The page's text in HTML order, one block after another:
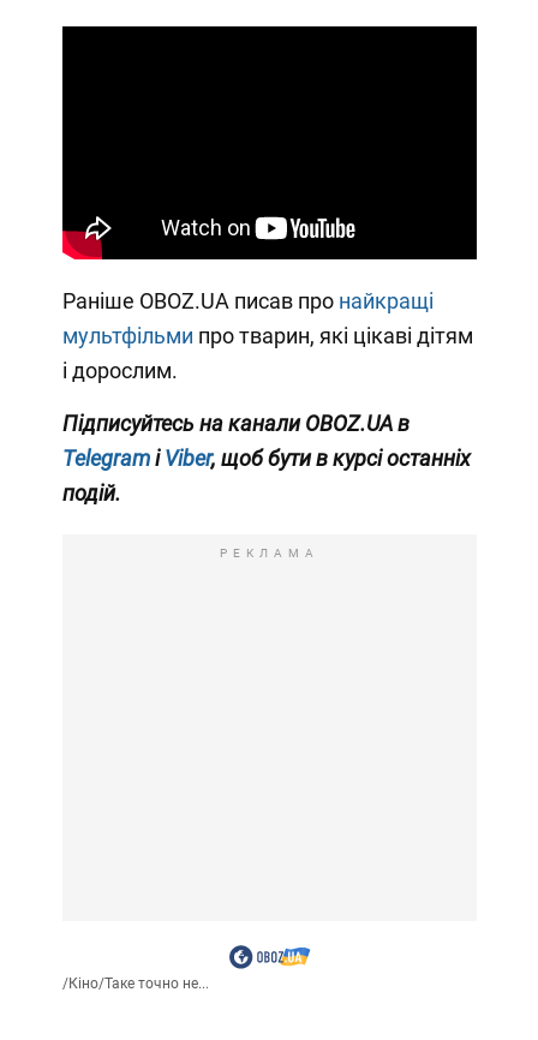
Раніше OBOZ.UA писав про найкращі
мультфільми про тварин, які цікаві дітям
і дорослим.
Підписуйтесь на канали OBOZ.UA в
TelegramіViber, щоб бути в курсі останніх
подій.
РЕКЛАМА
/Кіно/Таке точно не...